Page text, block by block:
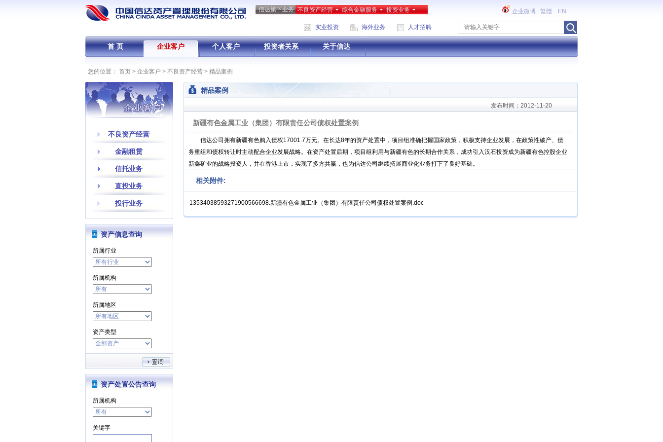
信达旗下业务 不良资产经营 综合金融服务 投资业务 企业微博 繁體 EN
实业投资 海外业务 人才招聘
首 页 企业客户 个人客户 投资者关系 关于信达
您的位置： 首页> 企业客户 > 不良资产经营> 精品案例
不良资产经营
金融租赁
信托业务
直投业务
投行业务
资产信息查询
所属行业
所属机构
所属地区
资产类型
资产处置公告查询
所属机构
关键字
精品案例
发布时间：2012-11-20
新疆有色金属工业（集团）有限责任公司债权处置案例
信达公司拥有新疆有色购入债权17001.7万元。在长达8年的资产处置中，项目组准确把握国家政策，积极支持企业发展，在政策性破产、债
务重组和债权转让时主动配合企业发展战略。在资产处置后期，项目组利用与新疆有色的长期合作关系，成功引入汉石投资成为新疆有色控股企业
新鑫矿业的战略投资人，并在香港上市，实现了多方共赢，也为信达公司继续拓展商业化业务打下了良好基础。
相关附件:
13534038593271900566698.新疆有色金属工业（集团）有限责任公司债权处置案例.doc